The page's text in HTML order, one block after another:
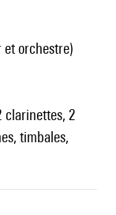
orchestre)
clarinettes, 2
timbales,